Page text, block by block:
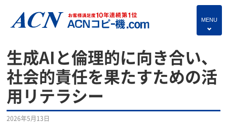
MENU
4
HOME
プランのご紹介
コピー機あれこれ
生成AIと倫理的に向き合い、
社会的責任を果たすための活
用リテラシー
2026年5月13日